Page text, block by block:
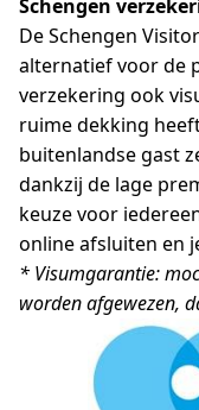
Schengen
De Schengen
alternatief voor de
verzekering ook
ruime dekking
buitenlandse gast
dankzij de lage
keuze voor
online afsluiten en
* Visumgarantie:
worden afgewezen,